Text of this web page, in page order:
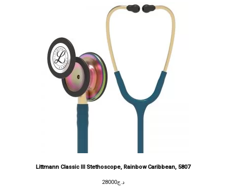
Littmann Classic III Stethoscope, Rainbow Caribbean, 5807
د.ج28000